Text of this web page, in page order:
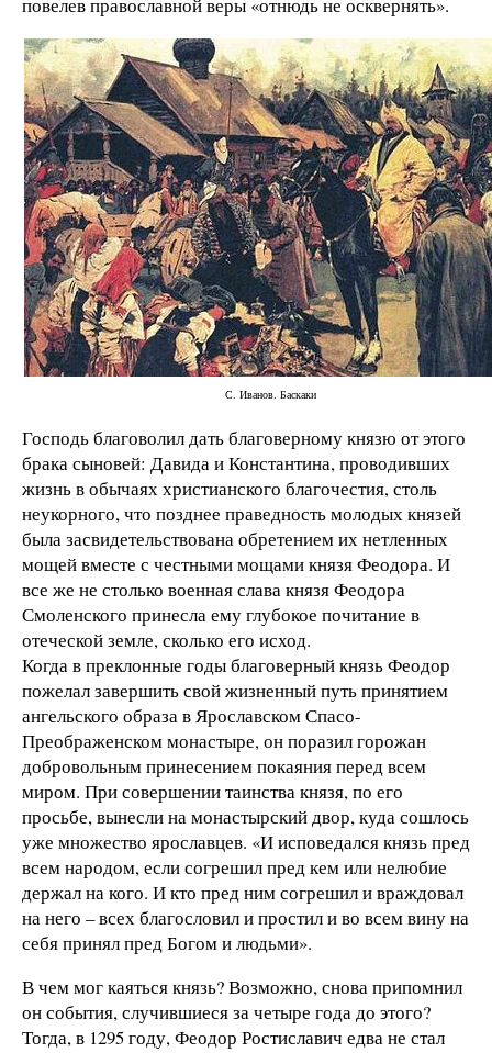
повелев православной веры «отнюдь не осквернять».
С. Иванов. Баскаки
Господь благоволил дать благоверному князю от этого
брака сыновей: Давида и Константина, проводивших
жизнь в обычаях христианского благочестия, столь
неукорного, что позднее праведность молодых князей
была засвидетельствована обретением их нетленных
мощей вместе с честными мощами князя Феодора. И
все же не столько военная слава князя Феодора
Смоленского принесла ему глубокое почитание в
отеческой земле, сколько его исход.
Когда в преклонные годы благоверный князь Феодор
пожелал завершить свой жизненный путь принятием
ангельского образа в Ярославском Спасо-
Преображенском монастыре, он поразил горожан
добровольным принесением покаяния перед всем
миром. При совершении таинства князя, по его
просьбе, вынесли на монастырский двор, куда сошлось
уже множество ярославцев. «И исповедался князь пред
всем народом, если согрешил пред кем или нелюбие
держал на кого. И кто пред ним согрешил и враждовал
на него – всех благословил и простил и во всем вину на
себя принял пред Богом и людьми».
В чем мог каяться князь? Возможно, снова припомнил
он события, случившиеся за четыре года до этого?
Тогда, в 1295 году, Феодор Ростиславич едва не стал